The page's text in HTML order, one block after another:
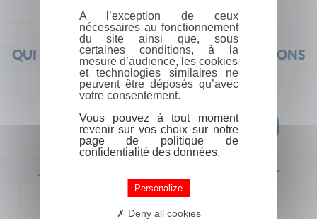
QUI SOMMES-NOUS ? FOIRE AUX QUESTIONS
+33 (0) 1 44 41 29 19 CONTACT
A l’exception de ceux
nécessaires au fonctionnement
du site ainsi que, sous
certaines conditions, à la
mesure d’audience, les cookies
et technologies similaires ne
peuvent être déposés qu’avec
votre consentement.
Vous pouvez à tout moment
revenir sur vos choix sur notre
page de politique de
confidentialité des données.
Personalize
Deny all cookies